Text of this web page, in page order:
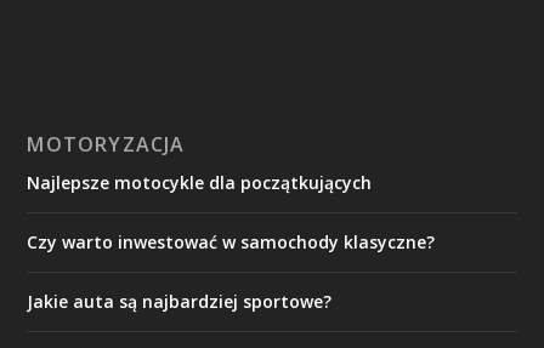
MOTORYZACJA
Najlepsze motocykle dla początkujących
Czy warto inwestować w samochody klasyczne?
Jakie auta są najbardziej sportowe?